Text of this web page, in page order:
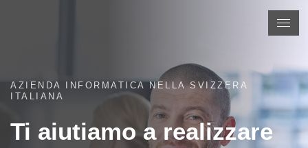
AZIENDA INFORMATICA NELLA SVIZZERA
ITALIANA
Ti aiutiamo a realizzare